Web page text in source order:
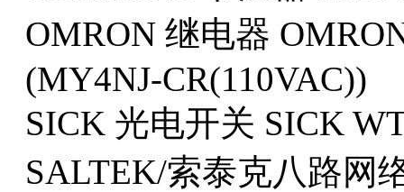
OMRON 继电器
(MY4NJ-CR(110VAC))
SICK 光电开关 SICK
SALTEK/索泰克八路网